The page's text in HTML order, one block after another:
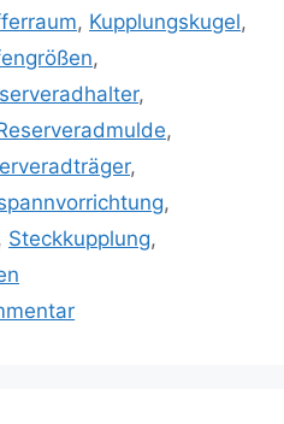
, Kupplungskugel,
,
,
,
,
,
Steckkupplung,